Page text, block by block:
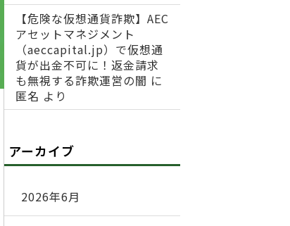
【危険な仮想通貨詐欺】AEC
アセットマネジメント
（aeccapital.jp）で仮想通
貨が出金不可に！返金請求
も無視する詐欺運営の闇 に
匿名 より
アーカイブ
2026年6月